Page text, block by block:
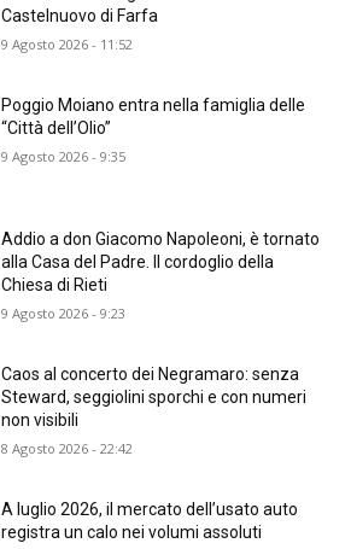
Castelnuovo di Farfa
9 Agosto 2026 - 11:52
Poggio Moiano entra nella famiglia delle
“Città dell’Olio”
9 Agosto 2026 - 9:35
Addio a don Giacomo Napoleoni, è tornato
alla Casa del Padre. Il cordoglio della
Chiesa di Rieti
9 Agosto 2026 - 9:23
Caos al concerto dei Negramaro: senza
Steward, seggiolini sporchi e con numeri
non visibili
8 Agosto 2026 - 22:42
A luglio 2026, il mercato dell’usato auto
registra un calo nei volumi assoluti